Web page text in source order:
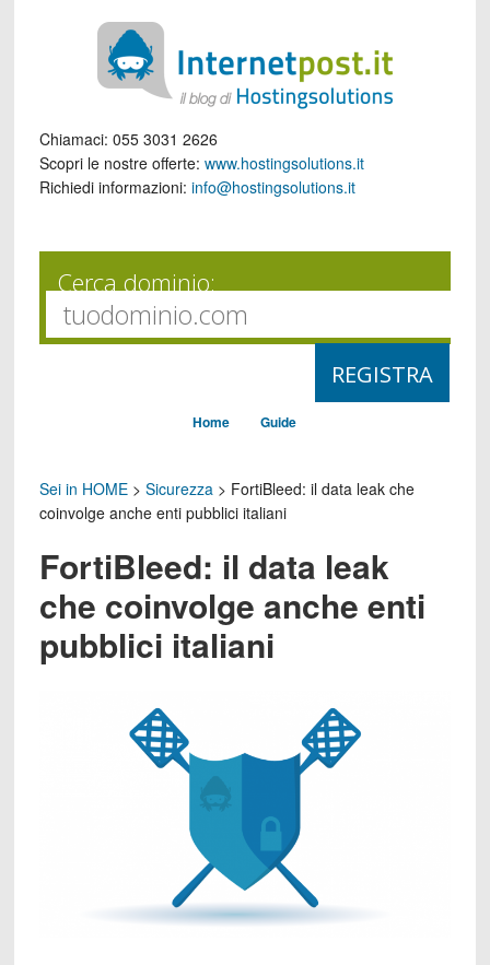
Chiamaci: 055 3031 2626
Scopri le nostre offerte: www.hostingsolutions.it
Richiedi informazioni: info@hostingsolutions.it
Cerca dominio:
Home Guide
Sei in HOME> Sicurezza> FortiBleed: il data leak che
coinvolge anche enti pubblici italiani
FortiBleed: il data leak
che coinvolge anche enti
pubblici italiani